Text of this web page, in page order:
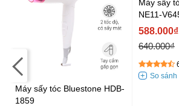
Máy sấy tóc Bluestone HDB-
1859
Máy sấy
NE11-
588.000₫
640.000₫